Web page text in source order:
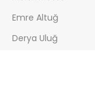
Emre Altuğ
Derya Uluğ